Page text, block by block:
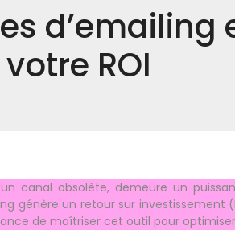
ROI
canal obsolète, demeure un
génère un retour sur
de maîtriser cet outil pour